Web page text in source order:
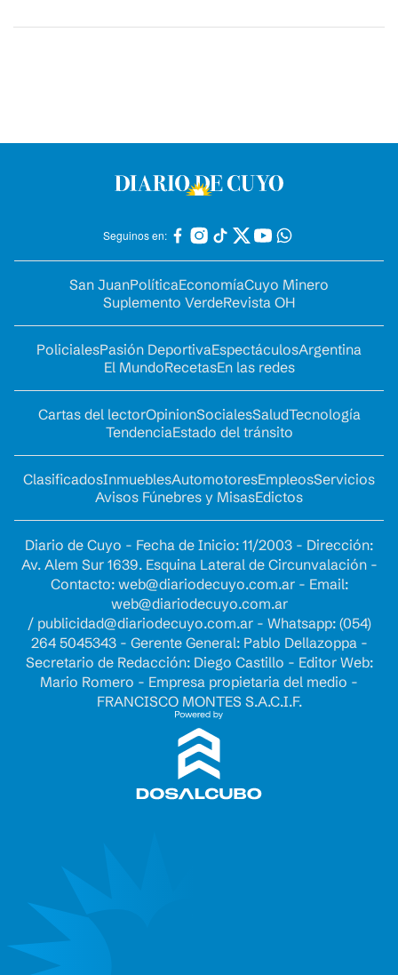
Seguinos en:
San JuanPolíticaEconomíaCuyo Minero
Suplemento VerdeRevista OH
PolicialesPasión DeportivaEspectáculosArgentina
El MundoRecetasEn las redes
Cartas del lectorOpinionSocialesSaludTecnología
TendenciaEstado del tránsito
ClasificadosInmueblesAutomotoresEmpleosServicios
Avisos Fúnebres y MisasEdictos
Diario de Cuyo - Fecha de Inicio: 11/2003 - Dirección:
Av. Alem Sur 1639. Esquina Lateral de Circunvalación -
Contacto: web@diariodecuyo.com.ar- Email:
web@diariodecuyo.com.ar
/ publicidad@diariodecuyo.com.ar- Whatsapp: (054)
264 5045343 - Gerente General: Pablo Dellazoppa -
Secretario de Redacción: Diego Castillo - Editor Web:
Mario Romero - Empresa propietaria del medio -
FRANCISCO MONTES S.A.C.I.F.